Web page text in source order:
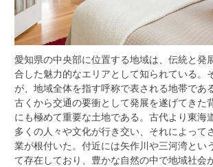
愛知県の中央部に位置する地域は、伝統と発
合した魅力的なエリアとして知られている。
が、地域全体を指す呼称で表される地帯であ
古くから交通の要衝として発展を遂げてきた
にも極めて重要な土地である。古代より東海
多くの人々や文化が行き交い、それによって
業が根付いた。付近には矢作川や三河湾とい
て存在しており、豊かな自然の中で地域社会